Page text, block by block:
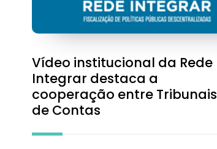
Vídeo institucional da Rede
Integrar destaca a
cooperação entre Tribunais
de Contas